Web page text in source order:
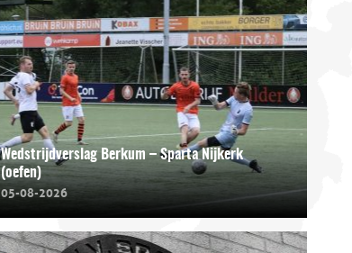
Wedstrijdverslag Berkum – Sparta Nijkerk
(oefen)
05-08-2026